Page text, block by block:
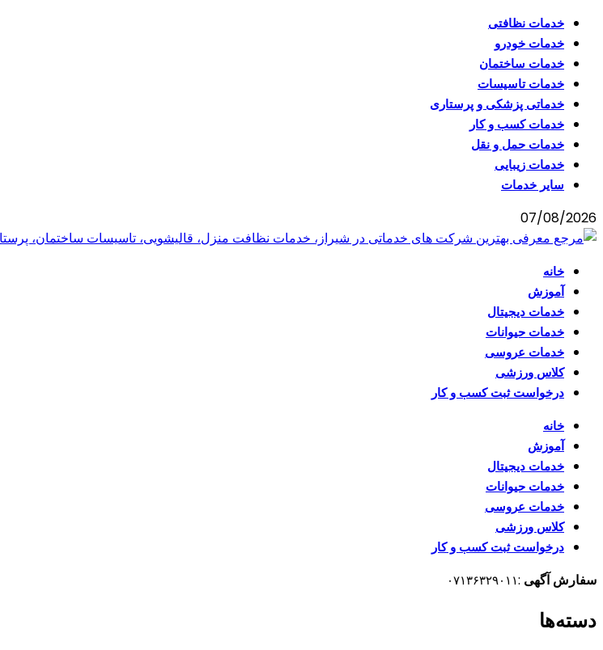
خدمات نظافتی
خدمات خودرو
خدمات ساختمان
خدمات تاسیسات
خدماتی پزشکی و پرستاری
خدمات کسب و کار
خدمات حمل و نقل
خدمات زیبایی
سایر خدمات
07/08/2026
خانه
آموزش
خدمات دیجیتال
خدمات حیوانات
خدمات عروسی
کلاس ورزشی
درخواست ثبت کسب و کار
خانه
آموزش
خدمات دیجیتال
خدمات حیوانات
خدمات عروسی
کلاس ورزشی
درخواست ثبت کسب و کار
سفارش آگهی :۰۷۱۳۶۳۲۹۰۱۱
دسته‌ها